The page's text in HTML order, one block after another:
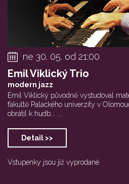
ne 30. 05. od 21:00
Emil Viklický Trio
modern jazz
Emil Viklický původně vystudoval
fakultě Palackého univerzity v
obrátil k hudb... ...
Detail >>
Vstupenky jsou již vyprodané